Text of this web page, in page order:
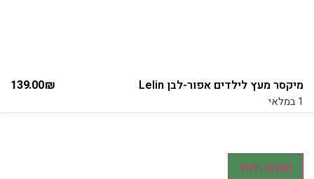
מיקסר מעץ לילדים אפור-לבן Lelin 139.00₪
1 במלאי
הוספה לסל